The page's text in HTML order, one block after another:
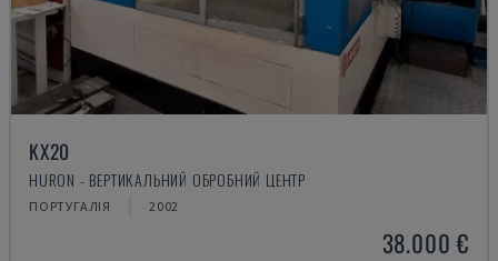
KX20
HURON - ВЕРТИКАЛЬНИЙ ОБРОБНИЙ ЦЕНТР
ПОРТУГАЛІЯ 2002
38.000 €